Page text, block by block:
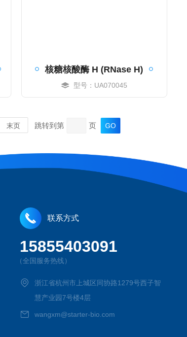
核糖核酸酶 H (RNase H)
型号：UA070045
MORE
末页 跳转到第 页
联系方式
15855403091
（全国服务热线）
浙江省杭州市上城区同协路1279号西子智
慧产业园7号楼4层
wangxm@starter-bio.com